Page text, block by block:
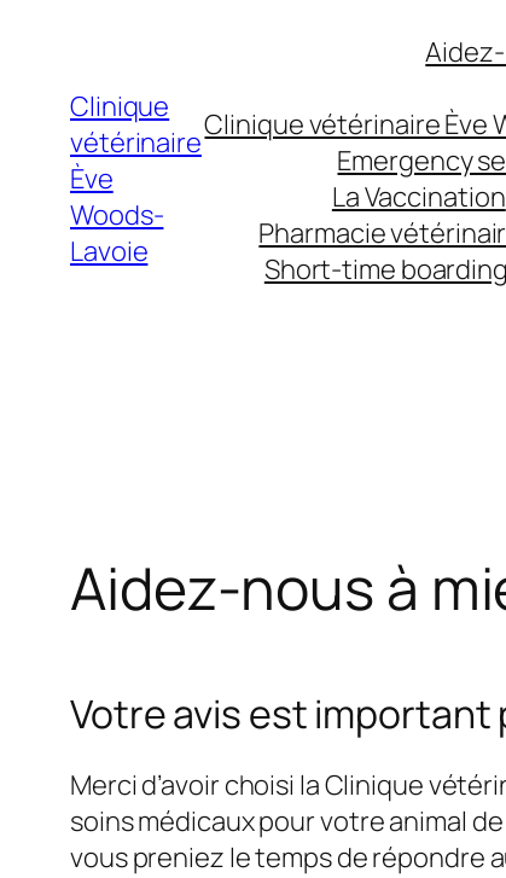
contenuClinique
vétérinaire
Ève
Woods-
Lavoie
Clinique vétérinaire Ève
Emergency
La Vaccination
Pharmacie
Short-time boarding
Aidez-nous à
Votre avis est important
Merci d’avoir choisi la Clinique
soins médicaux pour votre animal
vous preniez le temps de répondre